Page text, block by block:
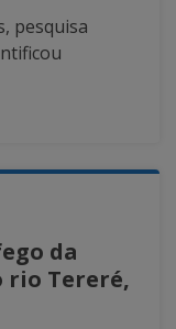
pesquisa
da
rio Tereré,